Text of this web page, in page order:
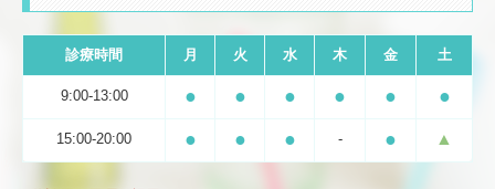
美容診療
ホワイトニング
診療時間・アクセス
診療時間 月 火 水 木 金 土
9:00-13:00 ● ● ● ● ● ●
15:00-20:00 ● ● ● - ● ▲